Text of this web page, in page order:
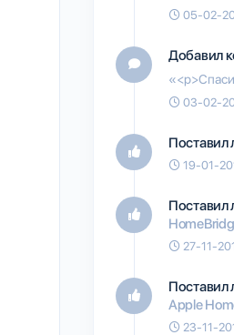
05-02-
Добавил
03-02-
Поставил
19-01-
Поставил
27-11-
Поставил
Apple
23-11-